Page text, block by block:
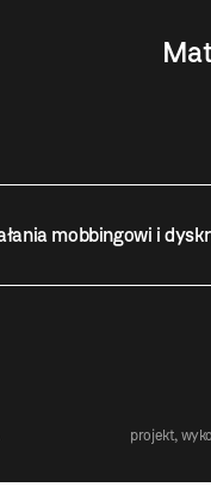
mobbingowi i
projekt,